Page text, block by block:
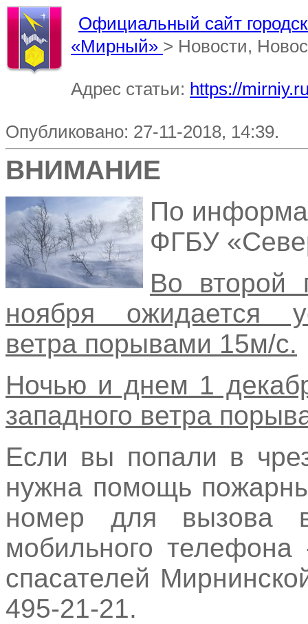
Официальный сайт
«Мирный» > Новости,
Адрес статьи: https://
Опубликовано: 27-11-2018, 14:39.
ВНИМАНИЕ
По
ФГБУ
Во второй
ноября ожидается
ветра порывами 15м/с.
Ночью и днем 1
западного ветра
Если вы попали в
нужна помощь
номер для вызова
мобильного
спасателей
495-21-21.